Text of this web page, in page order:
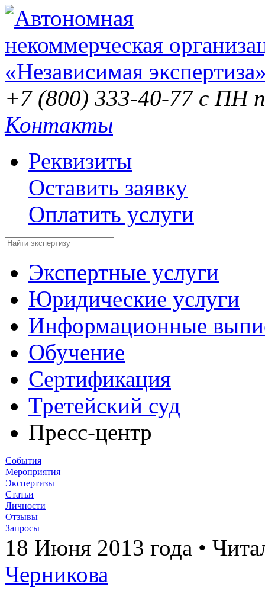
+7 (800) 333-40-77 с ПН
Контакты
Реквизиты
Оставить заявку
Оплатить услуги
Экспертные услуги
Юридические услуги
Информационные
Обучение
Сертификация
Третейский суд
Пресс-центр
События
Мероприятия
Экспертизы
Статьи
Личности
Отзывы
Запросы
18 Июня 2013 года •
Черникова